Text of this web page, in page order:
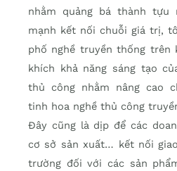
nhằm quảng bá thành tựu
mạnh kết nối chuỗi giá trị,
phố nghề truyền thống trên
khích khả năng sáng tạo
thủ công nhằm nâng cao
tinh hoa nghề thủ công
Đây cũng là dịp để các
cơ sở sản xuất… kết nối
trường đối với các sản